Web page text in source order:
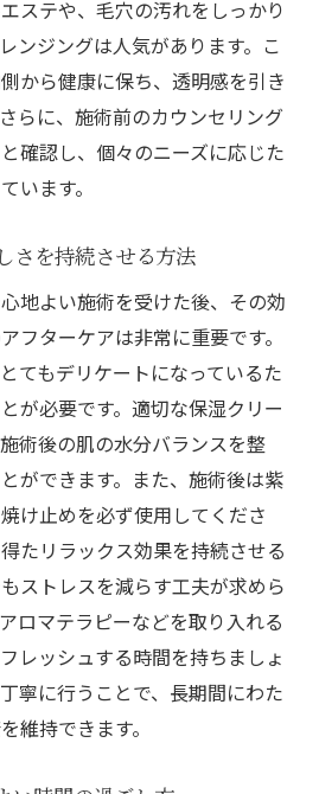
ステや、毛穴の汚れをしっかり
ンジングは人気があります。こ
から健康に保ち、透明感を引き
らに、施術前のカウンセリング
確認し、個々のニーズに応じた
います。
さを持続させる方法
地よい施術を受けた後、その効
フターケアは非常に重要です。
てもデリケートになっているた
が必要です。適切な保湿クリー
術後の肌の水分バランスを整
ができます。また、施術後は紫
け止めを必ず使用してくださ
たリラックス効果を持続させる
ストレスを減らす工夫が求めら
ロマテラピーなどを取り入れる
レッシュする時間を持ちましょ
寧に行うことで、長期間にわた
維持できます。